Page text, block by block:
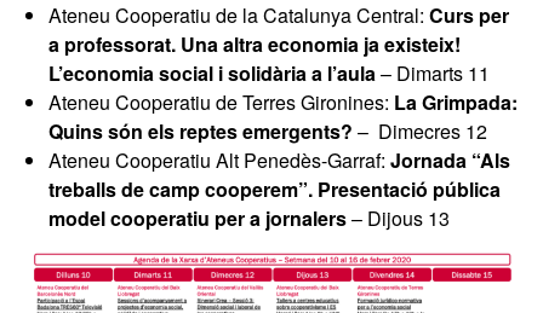
Ateneu Cooperatiu de la Catalunya Central: Curs per
a professorat. Una altra economia ja existeix!
L’economia social i solidària a l’aula– Dimarts 11
Ateneu Cooperatiu de Terres Gironines: La Grimpada:
Quins són els reptes emergents? – Dimecres 12
Ateneu Cooperatiu Alt Penedès-Garraf: Jornada “Als
treballs de camp cooperem”. Presentació pública
model cooperatiu per a jornalers– Dijous 13